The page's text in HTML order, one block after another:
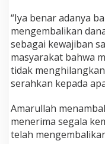
“Iya benar adanya
mengembalikan
sebagai kewajiban
masyarakat bahwa
tidak
serahkan kepada
Amarullah
menerima segala
telah